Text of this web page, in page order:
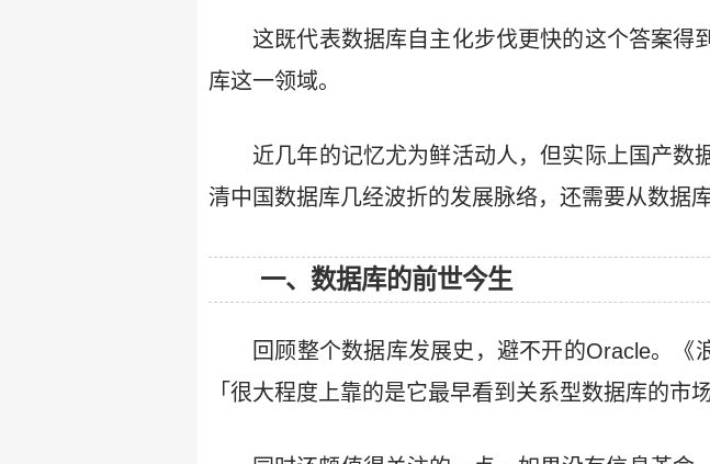
这既代表数据库自主化步伐更快的这个答案
库这一领域。
近几年的记忆尤为鲜活动人，但实际上国产数
清中国数据库几经波折的发展脉络，还需要从数据
一、数据库的前世今生
回顾整个数据库发展史，避不开的Oracle。《
「很大程度上靠的是它最早看到关系型数据库的市